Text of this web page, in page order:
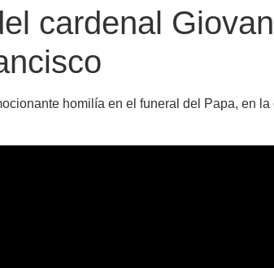
cardenal
homilía en el funeral del Papa, en